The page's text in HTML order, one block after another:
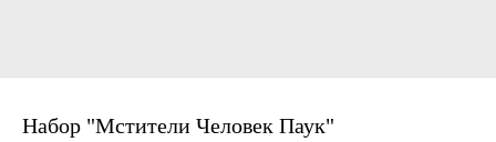
Набор "Мстители Человек Паук"